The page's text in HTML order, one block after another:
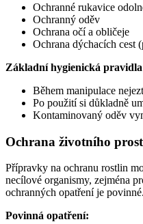
Ochranné rukavice
Ochranný oděv
Ochrana očí a obličeje
Ochrana dýchacích cest
Základní hygienická
Během manipulace
Po použití si důkladně
Kontaminovaný oděv
Ochrana životního
Přípravky na ochranu rostlin
necílové organismy, zejména
ochranných opatření je povinné.
Povinná opatření: